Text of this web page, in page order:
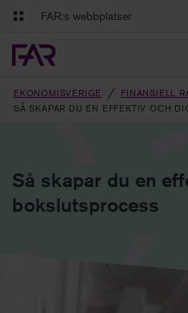
Gå till innehåll
Gå till navigation
Ekonomiska regler på ett och
Debatt och fördjupning i
FAR:s webbplatser
EKONOMISVERIGE
FINANSIELL
SÅ SKAPAR DU EN EFFEKTIV OCH
Så skapar du en
bokslutsprocess